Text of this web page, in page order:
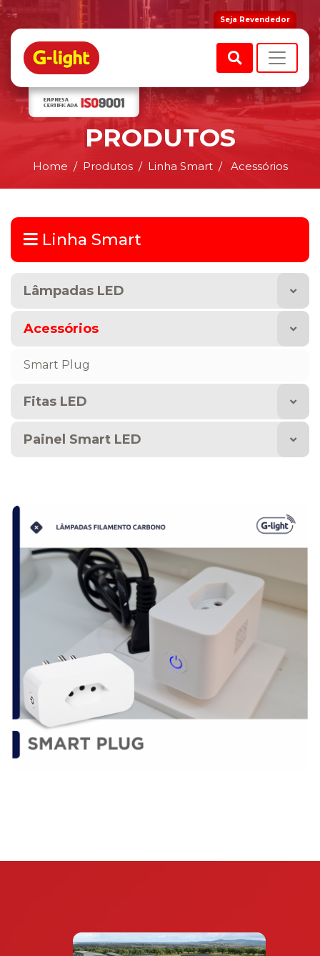
Seja Revendedor
PRODUTOS
Home Produtos Linha Smart Acessórios
Linha Smart
Lâmpadas LED
Acessórios
Smart Plug
Fitas LED
Painel Smart LED